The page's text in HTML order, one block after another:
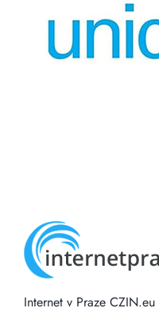
Internet v Praze CZIN.eu